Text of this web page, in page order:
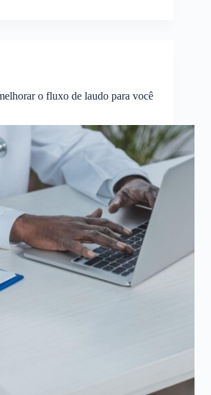
o fluxo de laudo para você